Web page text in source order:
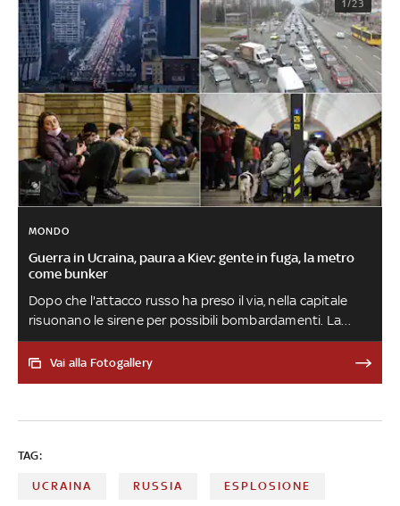
1/23
MONDO
Guerra in Ucraina, paura a Kiev: gente in fuga, la metro
come bunker
Dopo che l'attacco russo ha preso il via, nella capitale
risuonano le sirene per possibili bombardamenti. La
popolazione è stata invitata a recarsi nei rifugi antiaerei.
Tanti passano la notte in metropolitana. Code ai
popolazione. Annunciata l'introduzione della legge
Vai alla Fotogallery
TAG:
UCRAINA RUSSIA ESPLOSIONE